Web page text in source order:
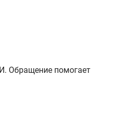
Обращение помогает